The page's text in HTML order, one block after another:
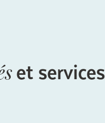
et services